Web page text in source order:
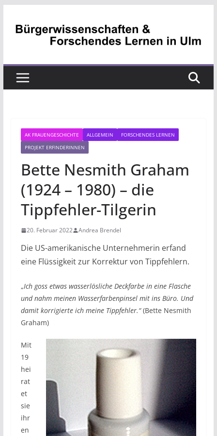
Inhalt
AK FRAUENGESCHICHTE ALLGEMEIN
FORSCHENDES LERNEN
PROJEKT ERFINDERINNEN
Bette Nesmith Graham
(1924 – 1980) – die
Tippfehler-Tilgerin
20. Februar 2022 Andrea Brendel
Die US-amerikanische Unternehmerin erfand
eine Flüssigkeit zur Korrektur von Tippfehlern.
„Ich goss etwas wasserlösliche Deckfarbe in eine Flasche
und nahm meinen Wasserfarbenpinsel mit ins Büro. Und
damit korrigierte ich meine Tippfehler.“(Bette Nesmith
Graham)
Mit
19
hei
rat
et
sie
ihr
en